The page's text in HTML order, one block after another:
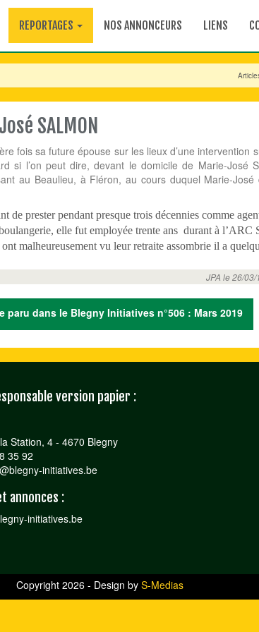
REPORTAGES NOS ANNONCEURS LIENS
SALMON
fois sa future épouse sur les lieux d’une intervention
si l’on peut dire, devant le domicile de Marie-José
au Beaulieu, à Fléron, au cours duquel Marie-José
de prester pendant presque trois décennies comme
elle fut employée trente ans durant à l’ARC
malheureusement vu leur retraite assombrie il a
JPA le 26/
paru dans le Blegny Initiatives n°506 : Mars 2019
version papier :
Station, 4 - 4670 Blegny
35 92
initiatives.be
annonces :
initiatives.be
Copyright 2026 - Design by S-Medias